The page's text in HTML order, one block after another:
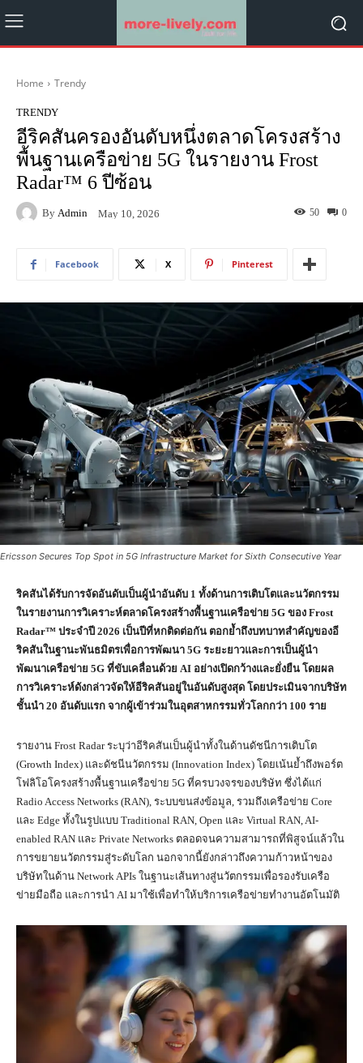
Home Trendy
TRENDY
อีริคสันครองอันดับหนึ่งตลาดโครงสร้าง
พื้นฐานเครือข่าย 5G ในรายงาน Frost
Radar™ 6 ปีซ้อน
By Admin May 10, 2026 0
50
Facebook X Pinterest
Ericsson Secures Top Spot in 5G Infrastructure Market for Sixth Consecutive Year
ริคสันได้รับการจัดอันดับเป็นผู้นำอันดับ 1 ทั้งด้านการเติบโตและนวัตกรรม
ในรายงานการวิเคราะห์ตลาดโครงสร้างพื้นฐานเครือข่าย 5G ของ Frost
Radar™ ประจำปี 2026 เป็นปีที่หกติดต่อกัน ตอกย้ำถึงบทบาทสำคัญของอี
ริคสันในฐานะพันธมิตรเพื่อการพัฒนา 5G ระยะยาวและการเป็นผู้นำ
พัฒนาเครือข่าย 5G ที่ขับเคลื่อนด้วย AI อย่างเปิดกว้างและยั่งยืน โดยผล
การวิเคราะห์ดังกล่าวจัดให้อีริคสันอยู่ในอันดับสูงสุด โดยประเมินจากบริษัท
ชั้นนำ 20 อันดับแรก จากผู้เข้าร่วมในอุตสาหกรรมทั่วโลกกว่า 100 ราย
รายงาน Frost Radar ระบุว่าอีริคสันเป็นผู้นำทั้งในด้านดัชนีการเติบโต
(Growth Index) และดัชนีนวัตกรรม (Innovation Index) โดยเน้นย้ำถึงพอร์ต
โฟลิโอโครงสร้างพื้นฐานเครือข่าย 5G ที่ครบวงจรของบริษัท ซึ่งได้แก่
Radio Access Networks (RAN), ระบบขนส่งข้อมูล, รวมถึงเครือข่าย Core
และ Edge ทั้งในรูปแบบ Traditional RAN, Open และ Virtual RAN, AI-
enabled RAN และ Private Networks ตลอดจนความสามารถที่พิสูจน์แล้วใน
การขยายนวัตกรรมสู่ระดับโลก นอกจากนี้ยังกล่าวถึงความก้าวหน้าของ
บริษัทในด้าน Network APIs ในฐานะเส้นทางสู่นวัตกรรมเพื่อรองรับเครือ
ข่ายมือถือ และการนำ AI มาใช้เพื่อทำให้บริการเครือข่ายทำงานอัตโนมัติ